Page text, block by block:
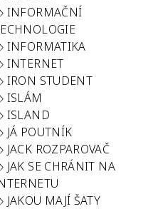
INFORMAČNÍ
INFORMATIKA
INTERNET
IRON STUDENT
ISLÁM
ISLAND
JÁ POUTNÍK
JACK ROZPAROVAČ
JAK SE CHRÁNIT NA
JAKOU MAJÍ ŠATY